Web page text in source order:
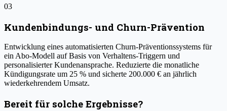
03
Kundenbindungs- und Churn-Prävention
Entwicklung eines automatisierten Churn-Präventionssystems für
ein Abo-Modell auf Basis von Verhaltens-Triggern und
personalisierter Kundenansprache. Reduzierte die monatliche
Kündigungsrate um 25 % und sicherte 200.000 € an jährlich
wiederkehrendem Umsatz.
Bereit für solche Ergebnisse?